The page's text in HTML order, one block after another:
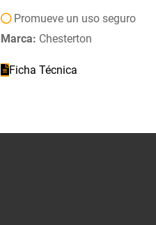
Promueve un uso seguro
Marca: Chesterton
Ficha Técnica